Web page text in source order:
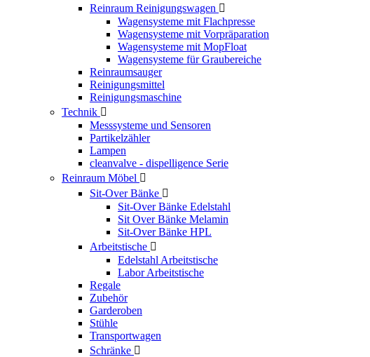
Reinraum Reinigungswagen 
Wagensysteme mit Flachpresse
Wagensysteme mit Vorpräparation
Wagensysteme mit MopFloat
Wagensysteme für Graubereiche
Reinraumsauger
Reinigungsmittel
Reinigungsmaschine
Technik 
Messsysteme und Sensoren
Partikelzähler
Lampen
cleanvalve - dispelligence Serie
Reinraum Möbel 
Sit-Over Bänke 
Sit-Over Bänke Edelstahl
Sit Over Bänke Melamin
Sit-Over Bänke HPL
Arbeitstische 
Edelstahl Arbeitstische
Labor Arbeitstische
Regale
Zubehör
Garderoben
Stühle
Transportwagen
Schränke 